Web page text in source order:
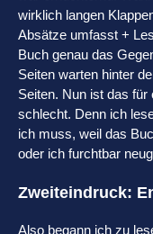
wirklich langen
Absätze umfasst +
Buch genau das
Seiten warten hinter
Seiten. Nun ist das
schlecht. Denn ich
ich muss, weil das
oder ich furchtbar
Zweiteindruck:
Also begann ich zu